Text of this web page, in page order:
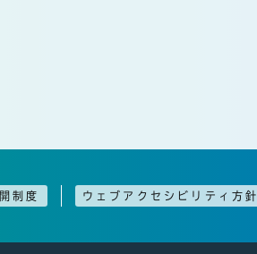
制度 ウェブアクセシビリティ方針